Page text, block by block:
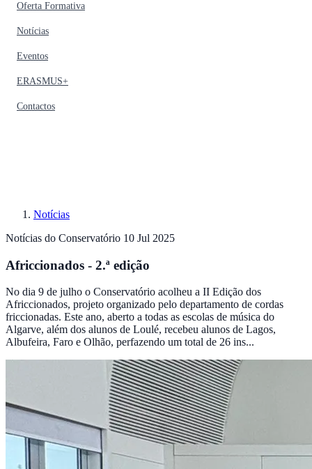
Oferta Formativa
Notícias
Eventos
ERASMUS+
Contactos
Notícias
Notícias do Conservatório 10 Jul 2025
Africcionados - 2.ª edição
No dia 9 de julho o Conservatório acolheu a II Edição dos
Africcionados, projeto organizado pelo departamento de cordas
friccionadas. Este ano, aberto a todas as escolas de música do
Algarve, além dos alunos de Loulé, recebeu alunos de Lagos,
Albufeira, Faro e Olhão, perfazendo um total de 26 ins...